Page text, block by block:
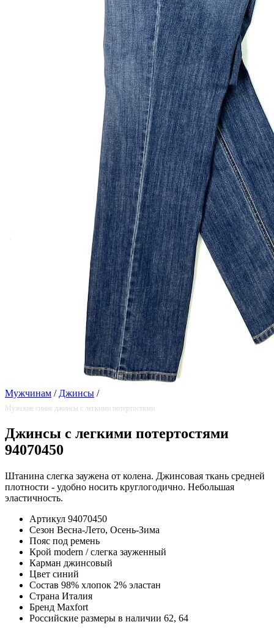
Мужчинам / Джинсы /
Мужские синие джинсы с легкими потертостями
Джинсы с легкими потертостями
94070450
Штанина слегка заужена от колена. Джинсовая ткань средней
плотности - удобно носить круглогодично. Небольшая
эластичность.
Артикул 94070450
Сезон Весна-Лето, Осень-Зима
Пояс под ремень
Крой modern / слегка зауженный
Карман джинсовый
Цвет синий
Состав 98% хлопок 2% эластан
Страна Италия
Бренд Maxfort
Российские размеры в наличии 62, 64